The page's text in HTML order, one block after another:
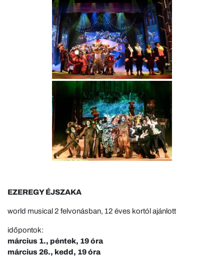
EZEREGY ÉJSZAKA
world musical 2 felvonásban, 12 éves kortól ajánlott
időpontok:
március 1., péntek, 19 óra
március 26., kedd, 19 óra